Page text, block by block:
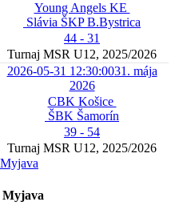
Young Angels KE
Slávia ŠKP B.Bystrica
44 - 31
Turnaj MSR U12, 2025/2026
2026-05-31 12:30:0031. mája
2026
CBK Košice
ŠBK Šamorín
39 - 54
Turnaj MSR U12, 2025/2026
Myjava